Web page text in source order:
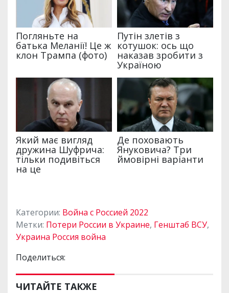
Категории: Война с Россией 2022
Метки: Потери России в Украине, Генштаб ВСУ,
Украина Россия война
Поделиться:
ЧИТАЙТЕ ТАКЖЕ